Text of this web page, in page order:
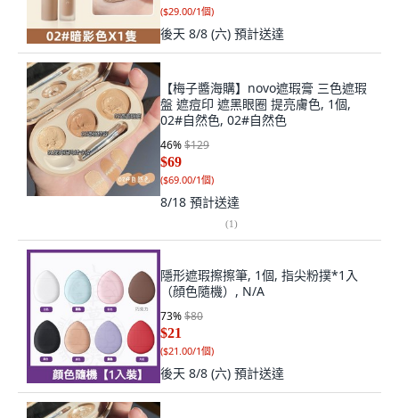
($29.00/1個)
後天 8/8 (六) 預計送達
【梅子醬海購】novo遮瑕膏 三色遮瑕
盤 遮痘印 遮黑眼圈 提亮膚色, 1個,
02#自然色, 02#自然色
46%$129
$69
($69.00/1個)
8/18 預計送達
(1)
隱形遮瑕擦擦筆, 1個, 指尖粉撲*1入
（顔色隨機）, N/A
73%$80
$21
($21.00/1個)
後天 8/8 (六) 預計送達